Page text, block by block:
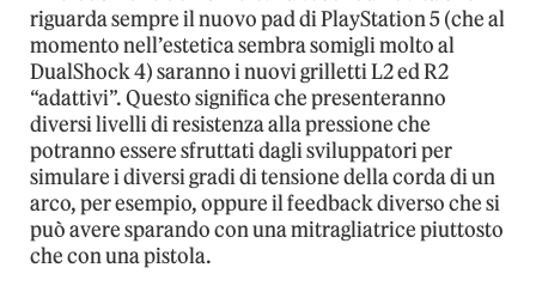
riguarda sempre il nuovo pad di PlayStation 5 (che al
momento nell’estetica sembra somigli molto al
DualShock 4) saranno i nuovi grilletti L2 ed R2
“adattivi”. Questo significa che presenteranno
diversi livelli di resistenza alla pressione che
potranno essere sfruttati dagli sviluppatori per
simulare i diversi gradi di tensione della corda di un
arco, per esempio, oppure il feedback diverso che si
può avere sparando con una mitragliatrice piuttosto
che con una pistola.